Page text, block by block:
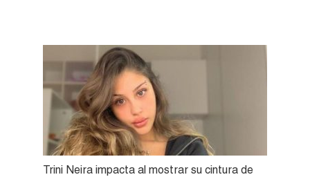
Trini Neira impacta al mostrar su cintura de